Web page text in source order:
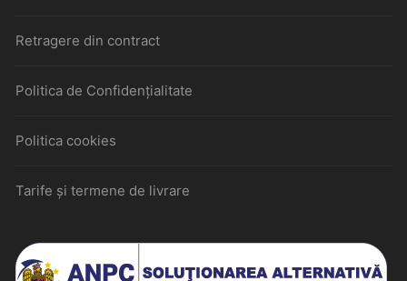
Retragere din contract
Politica de Confidențialitate
Politica cookies
Tarife și termene de livrare